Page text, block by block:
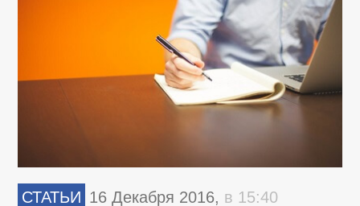
СТАТЬИ 16 Декабря 2016, в 15:40